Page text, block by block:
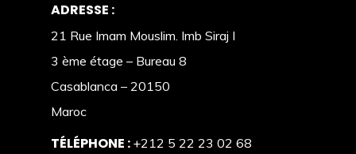
ADRESSE :
21 Rue Imam Mouslim. Imb Siraj I
3 ème étage – Bureau 8
Casablanca – 20150
Maroc
TÉLÉPHONE : +212 5 22 23 02 68